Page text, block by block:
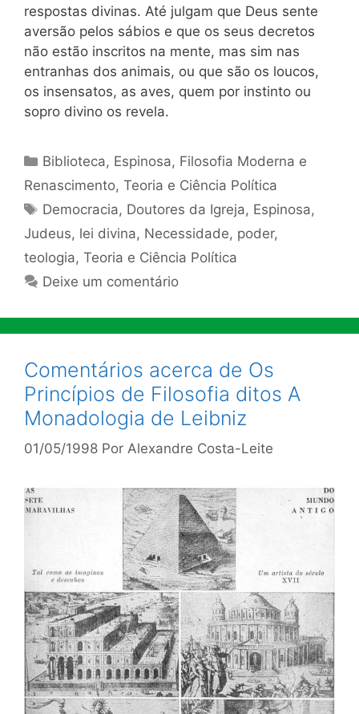
respostas divinas. Até julgam que Deus sente
aversão pelos sábios e que os seus decretos
não estão inscritos na mente, mas sim nas
entranhas dos animais, ou que são os loucos,
os insensatos, as aves, quem por instinto ou
sopro divino os revela.
Categorias
Biblioteca, Espinosa, Filosofia Moderna e
Renascimento, Teoria e Ciência Política
Tags
Democracia, Doutores da Igreja, Espinosa,
Judeus, lei divina, Necessidade, poder,
teologia, Teoria e Ciência Política
Deixe um comentário
Comentários acerca de Os
Princípios de Filosofia ditos A
Monadologia de Leibniz
01/05/1998 Por Alexandre Costa-Leite